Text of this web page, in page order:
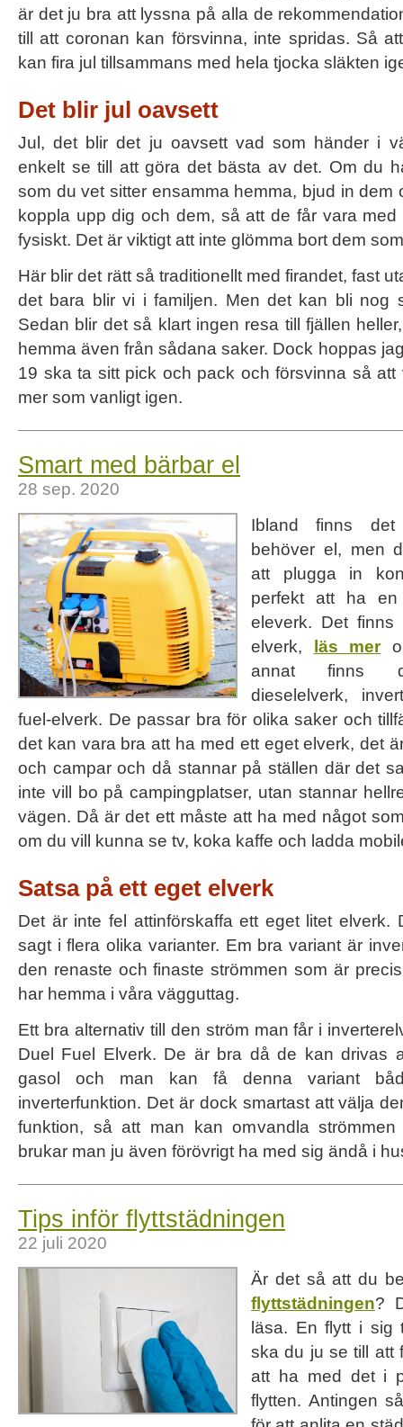
är det ju bra att lyssna på alla de
till att coronan kan försvinna, inte spridas. Så
kan fira jul tillsammans med hela tjocka släkten
Det blir jul oavsett
Jul, det blir det ju oavsett vad som händer i
enkelt se till att göra det bästa av det. Om du
som du vet sitter ensamma hemma, bjud in dem
koppla upp dig och dem, så att de får vara
fysiskt. Det är viktigt att inte glömma bort dem
Här blir det rätt så traditionellt med firandet, fast
det bara blir vi i familjen. Men det kan bli nog
Sedan blir det så klart ingen resa till fjällen
hemma även från sådana saker. Dock hoppas
19 ska ta sitt pick och pack och försvinna så
mer som vanligt igen.
Smart med bärbar el
28 sep. 2020
Ibland finns
behöver el, men
att plugga in
perfekt att ha en
eleverk. Det
elverk, läs mer
annat finns
dieselelverk,
fuel-elverk. De passar bra för olika saker och
det kan vara bra att ha med ett eget elverk, det
och campar och då stannar på ställen där det
inte vill bo på campingplatser, utan stannar
vägen. Då är det ett måste att ha med något
om du vill kunna se tv, koka kaffe och ladda
Satsa på ett eget elverk
Det är inte fel attinförskaffa ett eget litet elverk.
sagt i flera olika varianter. Em bra variant är
den renaste och finaste strömmen som är
har hemma i våra vägguttag.
Ett bra alternativ till den ström man får i
Duel Fuel Elverk. De är bra då de kan drivas
gasol och man kan få denna variant
inverterfunktion. Det är dock smartast att välja
funktion, så att man kan omvandla
brukar man ju även förövrigt ha med sig ändå i
Tips inför flyttstädningen
22 juli 2020
Är det så att du
flyttstädningen?
läsa. En flytt i sig
ska du ju se till att
att ha med det i
flytten. Antingen